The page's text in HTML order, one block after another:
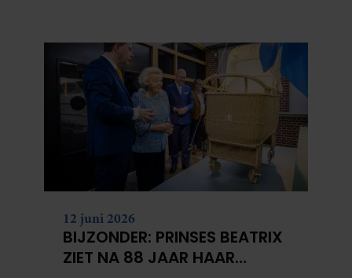
12 juni 2026
BIJZONDER: PRINSES BEATRIX
ZIET NA 88 JAAR HAAR